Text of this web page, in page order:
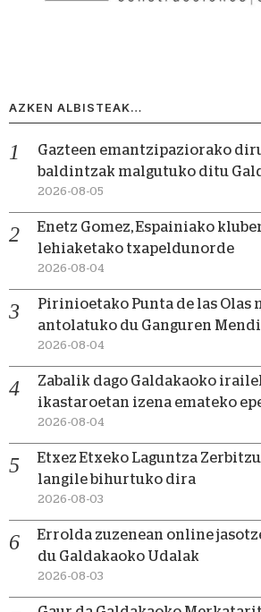
AZKEN ALBISTEAK…
Gazteen emantzipaziorako
baldintzak malgutuko ditu
2026-08-05
Enetz Gomez, Espainiako
lehiaketako txapeldunorde
2026-08-04
Pirinioetako Punta de las Olas
antolatuko du Ganguren
2026-08-04
Zabalik dago Galdakaoko
ikastaroetan izena emateko
2026-08-04
Etxez Etxeko Laguntza
langile bihurtuko dira
2026-08-03
Errolda zuzenean online
du Galdakaoko Udalak
2026-08-03